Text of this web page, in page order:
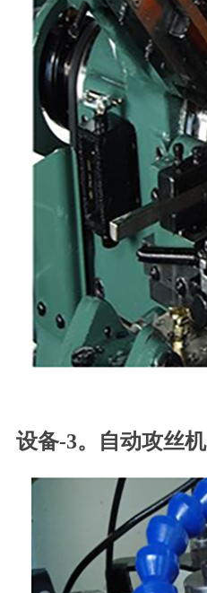
设备-3。自动攻丝机